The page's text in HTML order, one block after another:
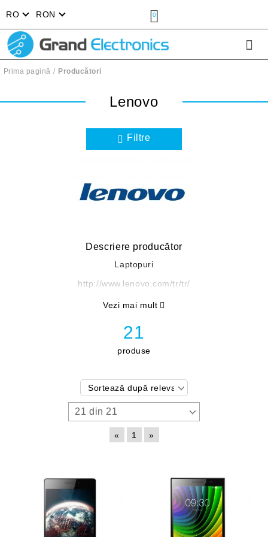
RO RON 0
Prima pagină Producători
Lenovo
Filtre
Descriere producător
Laptopuri
http://www.lenovo.com/tr/tr/
Vezi mai mult
21
produse
« 1 »